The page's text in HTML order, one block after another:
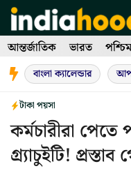
Skip
to
content
আন্তর্জাতিক ভারত
বাংলা ক্যালেন্ডার
টাকা পয়সা
কর্মচারীরা
গ্র্যাচুইটি!